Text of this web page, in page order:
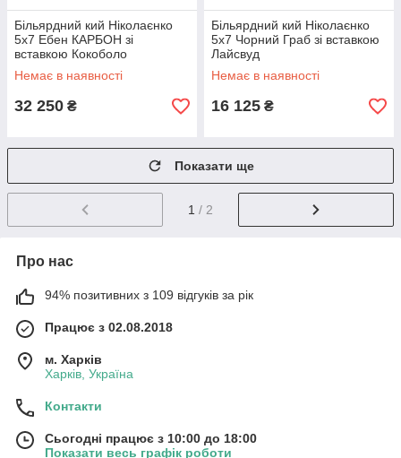
Більярдний кий Ніколаєнко
5х7 Ебен КАРБОН зі
вставкою Кокоболо
Немає в наявності
32 250 ₴
Більярдний кий Ніколаєнко
5х7 Чорний Граб зі вставкою
Лайсвуд
Немає в наявності
16 125 ₴
Показати ще
1 / 2
Про нас
94% позитивних з 109 відгуків за рік
Працює з 02.08.2018
м. Харків
Харків, Україна
Контакти
Сьогодні працює з 10:00 до 18:00
Показати весь графік роботи